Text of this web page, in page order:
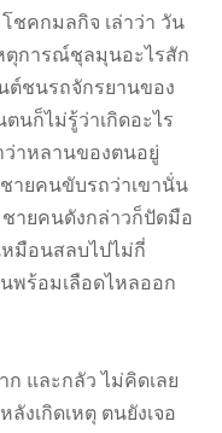
ชคกมลกิจ เล่าว่า วัน
ตุการณ์ชุลมุนอะไรสัก
ต์ชนรถจักรยานของ
นก็ไม่รู้ว่าเกิดอะไร
ว่าหลานของตนอยู่
ายคนขับรถว่าเขานั่น
ายคนดังกล่าวก็ปัดมือ
มือนสลบไปไม่กี่
พร้อมเลือดไหลออก
ละกลัว ไม่คิดเลย
งเกิดเหตุ ตนยังเจอ